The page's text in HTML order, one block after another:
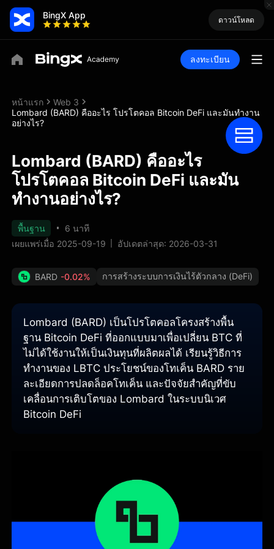
BingX App ดาวน์โหลด
ลงทะเบียน
หน้าแรก
Web 3
Lombard (BARD) คืออะไร โปรโตคอล Bitcoin DeFi และมันทำงาน
อย่างไร?
Lombard (BARD) คืออะไร
โปรโตคอล Bitcoin DeFi และมัน
ทำงานอย่างไร?
พื้นฐาน
6 นาที
เผยแพร่เมื่อ 2025-09-19
อัปเดตล่าสุด: 2026-03-31
BARD -0.02% การสร้างระบบการเงินไร้ตัวกลาง (DeFi)
Lombard (BARD) เป็นโปรโตคอลโครงสร้างพื้น
ฐาน Bitcoin DeFi ที่ออกแบบมาเพื่อเปลี่ยน BTC ที่
ไม่ได้ใช้งานให้เป็นเงินทุนที่ผลิตผลได้ เรียนรู้วิธีการ
ทำงานของ LBTC ประโยชน์ของโทเค็น BARD ราย
ละเอียดการปลดล็อคโทเค็น และปัจจัยสำคัญที่ขับ
เคลื่อนการเติบโตของ Lombard ในระบบนิเวศ
Bitcoin DeFi